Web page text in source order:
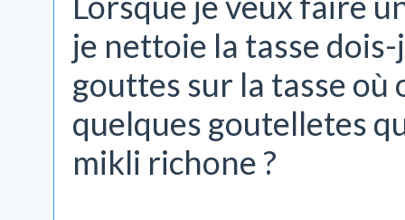
je nettoie la tasse
gouttes sur la tasse où
quelques goutelletes
mikli richone ?